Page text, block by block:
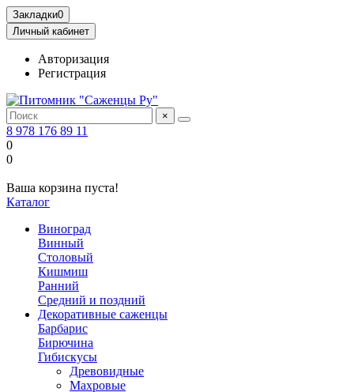
Закладки0
Личный кабинет
Авторизация
Регистрация
×
8 978 176 89 11
0
0
Ваша корзина пуста!
Каталог
Виноград
Винный
Столовый
Кишмиш
Ранний
Средний и поздний
Декоративные саженцы
Барбарис
Бирючина
Гибискусы
Древовидные
Махровые